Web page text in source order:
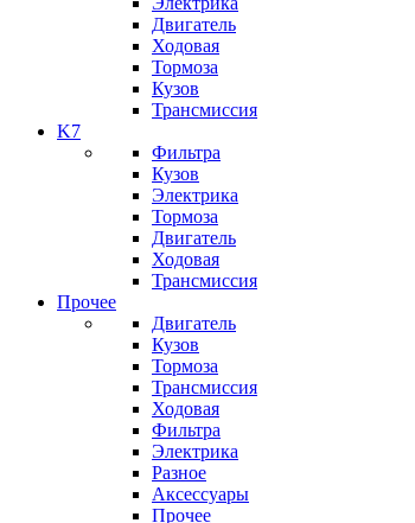
Двигатель
Ходовая
Тормоза
Кузов
Трансмиссия
K7
Фильтра
Кузов
Электрика
Тормоза
Двигатель
Ходовая
Трансмиссия
Прочее
Двигатель
Кузов
Тормоза
Трансмиссия
Ходовая
Фильтра
Электрика
Разное
Аксессуары
Прочее